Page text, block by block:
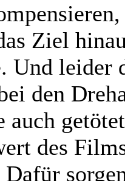
Ziel
Und
den
auch
des